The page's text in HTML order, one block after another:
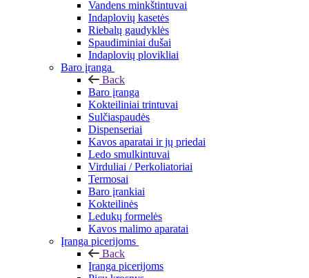
Vandens minkštintuvai
Indaplovių kasetės
Riebalų gaudyklės
Spaudiminiai dušai
Indaplovių plovikliai
Baro įranga
Back
Baro įranga
Kokteiliniai trintuvai
Sulčiaspaudės
Dispenseriai
Kavos aparatai ir jų priedai
Ledo smulkintuvai
Virduliai / Perkoliatoriai
Termosai
Baro įrankiai
Kokteilinės
Ledukų formelės
Kavos malimo aparatai
Įranga picerijoms
Back
Įranga picerijoms